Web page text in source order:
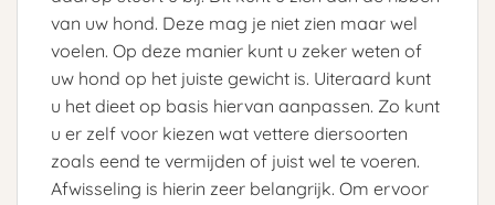
van uw hond. Deze mag je niet zien maar wel
voelen. Op deze manier kunt u zeker weten of
uw hond op het juiste gewicht is. Uiteraard kunt
u het dieet op basis hiervan aanpassen. Zo kunt
u er zelf voor kiezen wat vettere diersoorten
zoals eend te vermijden of juist wel te voeren.
Afwisseling is hierin zeer belangrijk. Om ervoor